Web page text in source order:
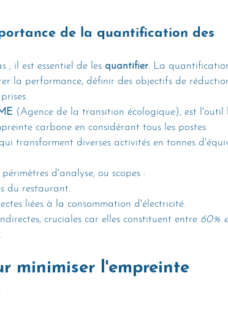
de la quantification des
; il est essentiel de les quantifier. La
la performance, définir des objectifs de
(Agence de la transition écologique), est l'outil
carbone en considérant tous les postes
transforment diverses activités en tonnes
d'analyse, ou scopes :
du restaurant.
liées à la consommation d'électricité.
cruciales car elles constituent entre 60%
minimiser l'empreinte